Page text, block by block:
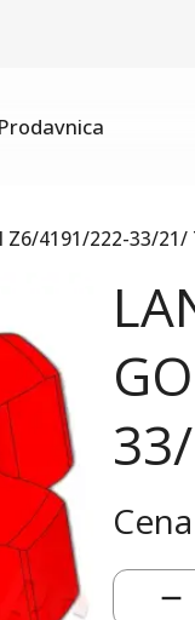
Prodavnica
Z6/4191/222-33/
Cena